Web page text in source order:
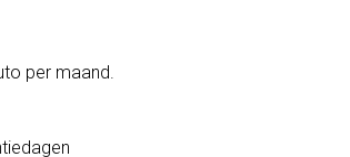
per maand.